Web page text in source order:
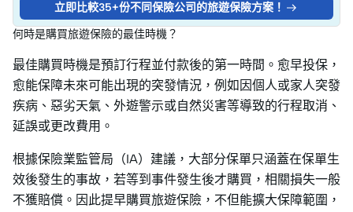
立即比較35+份不同保險公司的旅遊保險方案！
何時是購買旅遊保險的最佳時機？
最佳購買時機是預訂行程並付款後的第一時間。愈早投保，
愈能保障未來可能出現的突發情況，例如因個人或家人突發
疾病、惡劣天氣、外遊警示或自然災害等導致的行程取消、
延誤或更改費用。
根據保險業監管局（IA）建議，大部分保單只涵蓋在保單生
效後發生的事故，若等到事件發生後才購買，相關損失一般
不獲賠償。因此提早購買旅遊保險，不但能擴大保障範圍，